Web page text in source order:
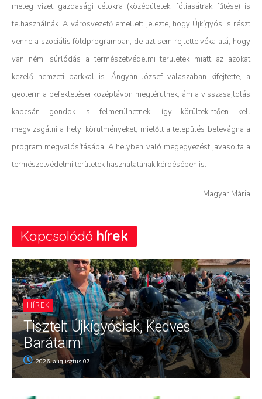
meleg vizet gazdasági célokra (középületek, fóliasátrak fűtése) is
felhasználnák. A városvezető emellett jelezte, hogy Újkígyós is részt
venne a szociális földprogramban, de azt sem rejtette véka alá, hogy
van némi súrlódás a természetvédelmi területek miatt az azokat
kezelő nemzeti parkkal is. Ángyán József válaszában kifejtette, a
geotermia befektetései középtávon megtérülnek, ám a visszasajtolás
kapcsán gondok is felmerülhetnek, így körültekintően kell
megvizsgálni a helyi körülményeket, mielőtt a település belevágna a
program megvalósításába. A helyben való megegyezést javasolta a
természetvédelmi területek használatának kérdésében is.
Magyar Mária
Kapcsolódó hírek
HÍREK
Tisztelt Újkígyósiak, Kedves
Barátaim!
2026. augusztus 07.